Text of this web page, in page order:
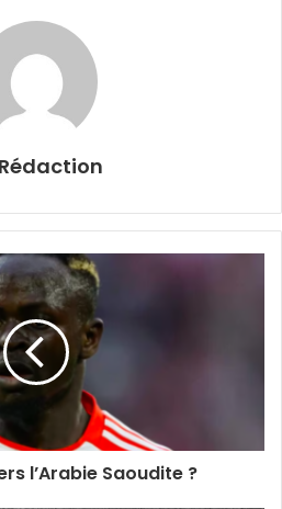
l’Arabie Saoudite ?